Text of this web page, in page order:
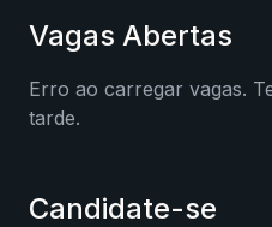
Vagas Abertas
Erro ao carregar vagas.
tarde.
Candidate-se